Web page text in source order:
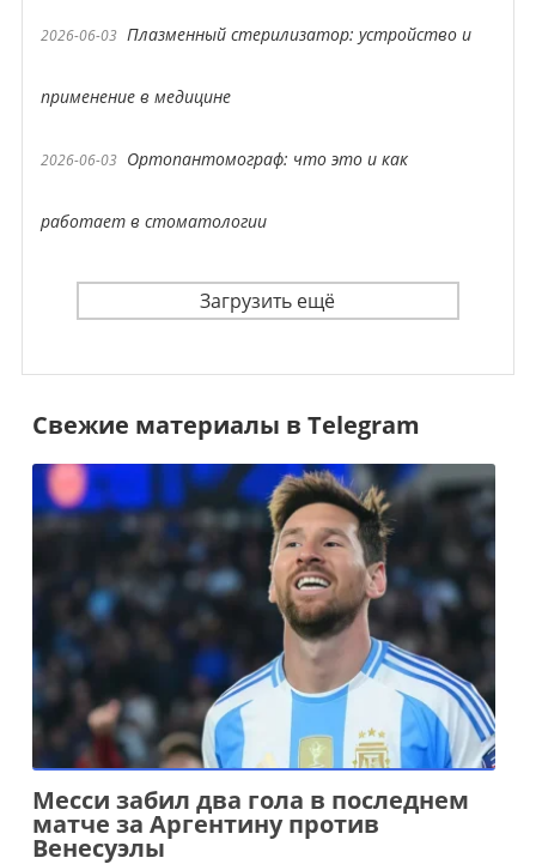
2026-06-03 Плазменный стерилизатор: устройство и
применение в медицине
2026-06-03 Ортопантомограф: что это и как
работает в стоматологии
Загрузить ещё
Свежие материалы в Telegram
Месси забил два гола в последнем
матче за Аргентину против
Венесуэлы